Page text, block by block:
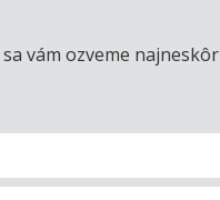
vám ozveme najneskôr